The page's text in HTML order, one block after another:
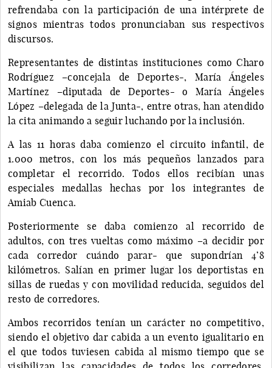
refrendaba con la participación de una intérprete de
signos mientras todos pronunciaban sus respectivos
discursos.
Representantes de distintas instituciones como Charo
Rodríguez –concejala de Deportes-, María Ángeles
Martínez –diputada de Deportes- o María Ángeles
López –delegada de la Junta-, entre otras, han atendido
la cita animando a seguir luchando por la inclusión.
A las 11 horas daba comienzo el circuito infantil, de
1.000 metros, con los más pequeños lanzados para
completar el recorrido. Todos ellos recibían unas
especiales medallas hechas por los integrantes de
Amiab Cuenca.
Posteriormente se daba comienzo al recorrido de
adultos, con tres vueltas como máximo –a decidir por
cada corredor cuándo parar- que supondrían 4’8
kilómetros. Salían en primer lugar los deportistas en
sillas de ruedas y con movilidad reducida, seguidos del
resto de corredores.
Ambos recorridos tenían un carácter no competitivo,
siendo el objetivo dar cabida a un evento igualitario en
el que todos tuviesen cabida al mismo tiempo que se